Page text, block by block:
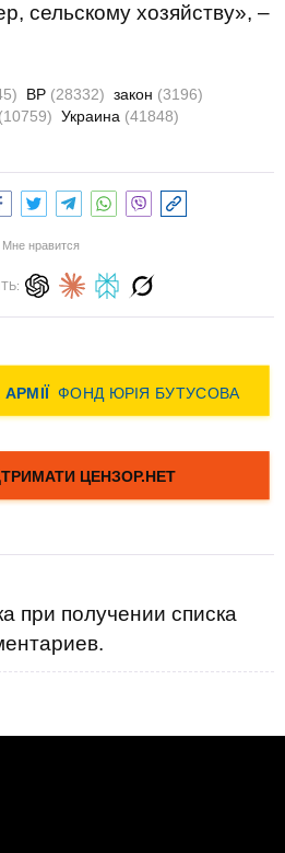
сельскому хозяйству», –
ВР (28332) закон (3196)
(10759) Украина (41848)
Мне нравится
при получении списка